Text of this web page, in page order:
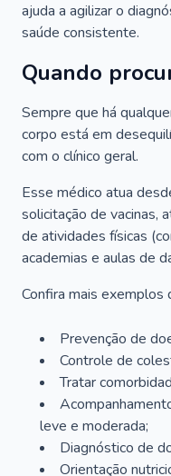
ajuda a agilizar o
saúde consistente.
Quando
Sempre que há
corpo está em
com o clínico geral.
Esse médico atua
solicitação de vacinas,
de atividades físicas
academias e aulas de
Confira mais exemplos
Prevenção de
Controle de
Tratar
leve e moderada;
Diagnóstico de
Orientação